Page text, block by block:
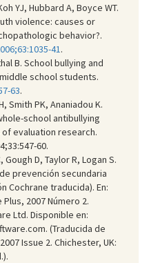
YJ, Hubbard A, Boyce WT.
violence: causes or
behavior?.
41 .
B. School bullying and
school students.
63.
Smith PK, Ananiadou K.
school antibullying
evaluation research.
60.
D, Taylor R, Logan S.
prevención secundaria
Cochrane traducida). En:
2007 Número 2.
Ltd. Disponible en:
(Traducida de
Issue 2. Chichester, UK: